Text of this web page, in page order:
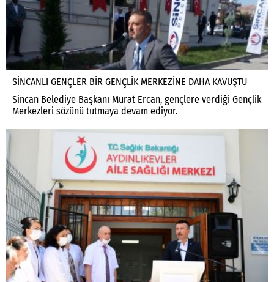
SİNCANLI GENÇLER BİR GENÇLİK MERKEZİNE DAHA KAVUŞTU
Sincan Belediye Başkanı Murat Ercan, gençlere verdiği Gençlik
Merkezleri sözünü tutmaya devam ediyor.